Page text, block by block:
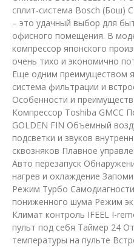
сплит-система Bosch (Бош)
– это удачный выбор для
офисного помещения. В
компрессор японского
очень тихо и экономично
Еще одним преимуществом
система фильтрации и
Особенности и
Компрессор Toshiba GMCC
GOLDEN FIN Объемный
подсветки и звуков
сквозняков Плавное
Авто перезапуск
нагрев и охлаждение
Режим Турбо
пониженного шума Режим
Климат контроль IFEEL I-
пульт под себя Таймер 24
температуры на пульте